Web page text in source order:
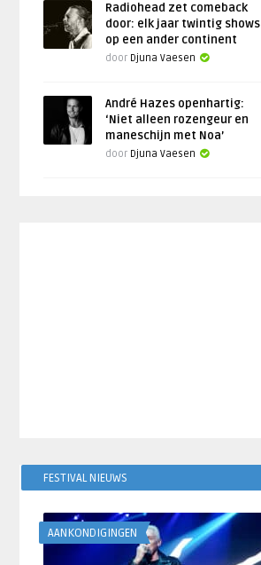
Radiohead zet comeback
door: elk jaar twintig shows
op een ander continent
door Djuna Vaesen
André Hazes openhartig:
‘Niet alleen rozengeur en
maneschijn met Noa’
door Djuna Vaesen
FESTIVAL NIEUWS
AANKONDIGINGEN